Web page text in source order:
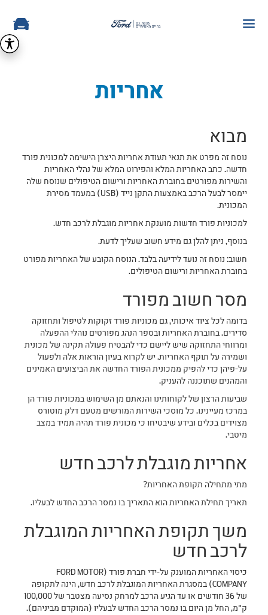
אחריות
מבוא
נוסח זה מפרט את תנאי תעודת אחריות היצרן הישימה למכונית פורד
חדשה. כתב האחריות המלא והפירוט המלא של נהלי האחריות
והשירות מפורטים בחוברת האחריות ורישום הטיפולים שנוסח שלה
יימסר לבעל הרכב באמצעות התקן נייד (USB) במעמד מסירת
המכונית.
למכוניות פורד חדשות מוענקת אחריות מוגבלת לרכב חדש.
בנוסף, ניתן להלן גם מידע חשוב שעליך לדעת.
חשוב: נוסח זה נועד לידיעה בלבד. הנוסח הקובע של האחריות מפורט
בחוברת האחריות ורישום הטיפולים.
מסר חשוב מפורד
בדומה לכל ציוד איכותי, גם מכוניות פורד זקוקות לטיפול ותחזוקה
סדירים. בחוברת האחריות ובספר הנהג מפורטים נוהלי ההפעלה
ומרווחי התחזוקה שיש ליישם כדי להבטיח פעולה תקינה של מכונית
ושמירה על תוקף האחריות. יש לקרוא בעיון הוראות אלה ולפעול
על-פיהן כדי להפיק ממכונית הפורד החדשה את הביצועים האמינים
והמהנים שתוכננה להעניק.
שביעות הרצון של לקוחותינו והנאתם מן השימוש במכוניות פורד הן
במרכז מעיינינו. כל מוסכי השירות המורשים מטעם דלק מוטורס
מצוידים בכלים ובידע שיבטיחו כי מכונית פורד תהיה תמיד במצב
מיטבי.
אחריות מוגבלת לרכב חדש
מתי מתחילה תקופת האחריות?
תאריך תחילת האחריות הוא התאריך בו נמסר הרכב החדש לבעליו.
משך תקופת האחריות המוגבלת
לרכב חדש
כיסוי האחריות המוענק על-ידי חברת פורד (FORD MOTOR
COMPANY) במסגרת האחריות המוגבלת לרכב חדש, הינה לתקופה
של 36 חודשים או עד הגיע הרכב למרחק נסיעה מצטבר של 100,000
ק"מ, החל מן היום בו נמסר הרכב החדש לבעליו (המוקדם מביניהם).